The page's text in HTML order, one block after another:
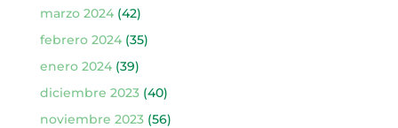
marzo 2024(42)
febrero 2024(35)
enero 2024(39)
diciembre 2023(40)
noviembre 2023(56)